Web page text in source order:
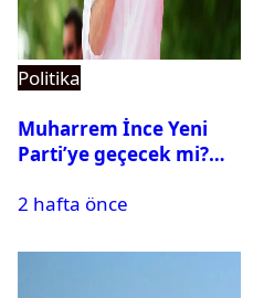
Politika
Muharrem İnce Yeni
Parti’ye geçecek mi?
2 hafta önce